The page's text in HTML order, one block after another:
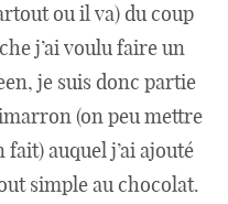
ou il va) du coup
j’ai voulu faire un
je suis donc partie
(on peu mettre
auquel j’ai ajouté
simple au chocolat.